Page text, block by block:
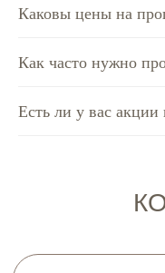
Каковы цены на
Как часто нужно
Есть ли у вас акции